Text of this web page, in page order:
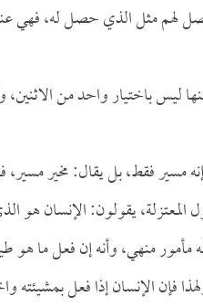
لهم مثل الذي حصل له، فهي
ليس باختيار واحد من الاثنين،
مسير فقط، بل يقال: مخير مسير،
يقولون: الإنسان هو
مأمور منهي، وأنه إن فعل
فإن الإنسان إذا فعل